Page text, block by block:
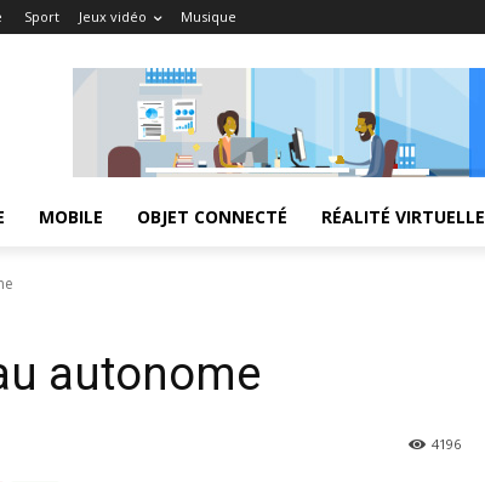
Sport Jeux vidéo Musique
MOBILE OBJET CONNECTÉ RÉALITÉ VIRTUELLE
autonome
4196